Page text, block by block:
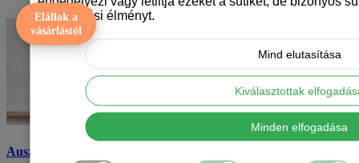
Ausztrál juhászkutya bögre - vonalrajzos
Elállok a
vásárlástól
böngészési élményt.
Mind elutasítása
Kiválasztottak
Minden elfogadása